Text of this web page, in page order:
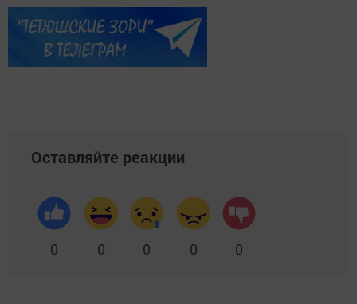
Оставляйте реакции
0 0 0 0 0